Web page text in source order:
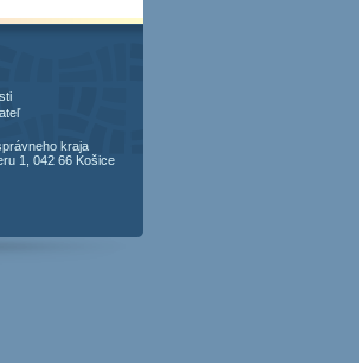
kraja
1, 042 66 Košice